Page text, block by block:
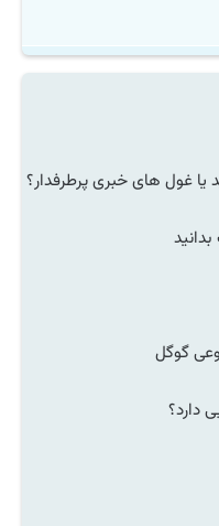
یا غول های خبری پرطرفدار؟
گوگل